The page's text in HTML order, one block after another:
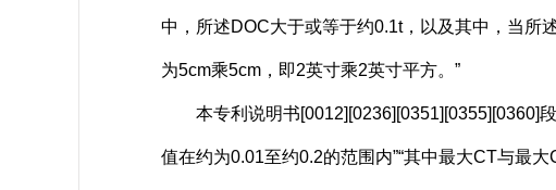
中，所述DOC大于或等于约0.1t，以及其中，当所
为5cm乘5cm，即2英寸乘2英寸平方。”
本专利说明书[0012][0236][0351][0355][0360]段
值在约为0.01至约0.2的范围内”“其中最大CT与最